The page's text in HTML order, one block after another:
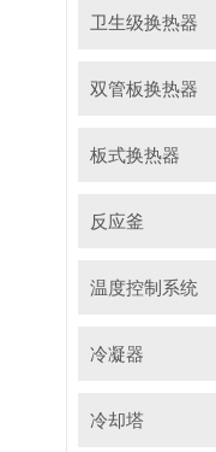
卫生级换热器
双管板换热器
板式换热器
反应釜
温度控制系统
冷凝器
冷却塔